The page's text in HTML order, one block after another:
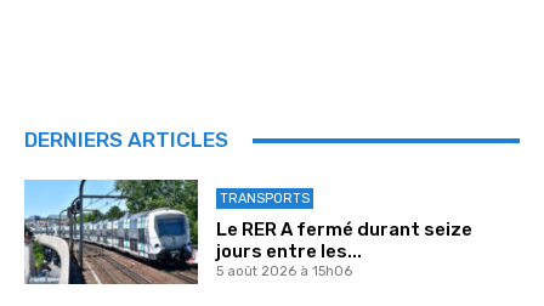
DERNIERS ARTICLES
TRANSPORTS
Le RER A fermé durant seize
jours entre les...
5 août 2026 à 15h06